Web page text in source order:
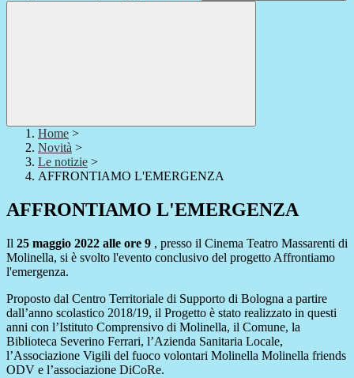
Home >
Novità >
Le notizie >
AFFRONTIAMO L'EMERGENZA
AFFRONTIAMO L'EMERGENZA
Il 25 maggio 2022 alle ore 9 , presso il Cinema Teatro Massarenti di
Molinella, si è svolto l'evento conclusivo del progetto Affrontiamo
l'emergenza.
Proposto dal Centro Territoriale di Supporto di Bologna a partire
dall’anno scolastico 2018/19, il Progetto è stato realizzato in questi
anni con l’Istituto Comprensivo di Molinella, il Comune, la
Biblioteca Severino Ferrari, l’Azienda Sanitaria Locale,
l’Associazione Vigili del fuoco volontari Molinella Molinella friends
ODV e l’associazione DiCoRe.